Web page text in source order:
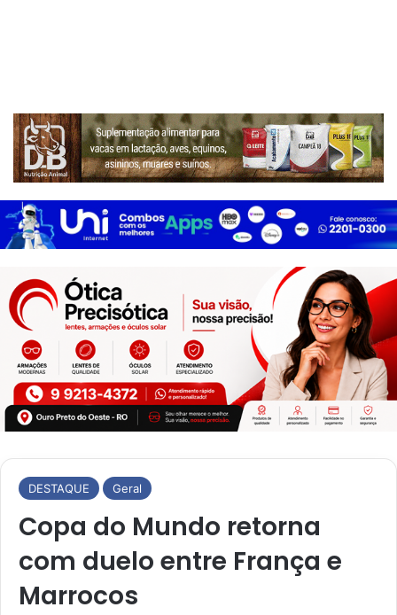
DESTAQUE Geral
Copa do Mundo retorna
com duelo entre França e
Marrocos